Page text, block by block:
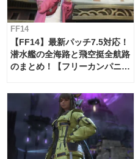
FF14
【FF14】最新パッチ7.5対応！
潜水艦の全海路と飛空挺全航路
のまとめ！【フリーカンパニ